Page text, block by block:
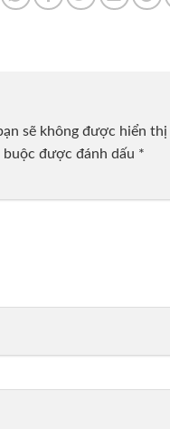
sẽ không được hiển
được đánh dấu *